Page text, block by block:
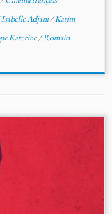
Isabelle Adjani/Karim
Katerine/Romain